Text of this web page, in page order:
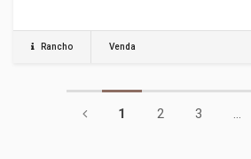
Rancho Venda
1 2 3 ...